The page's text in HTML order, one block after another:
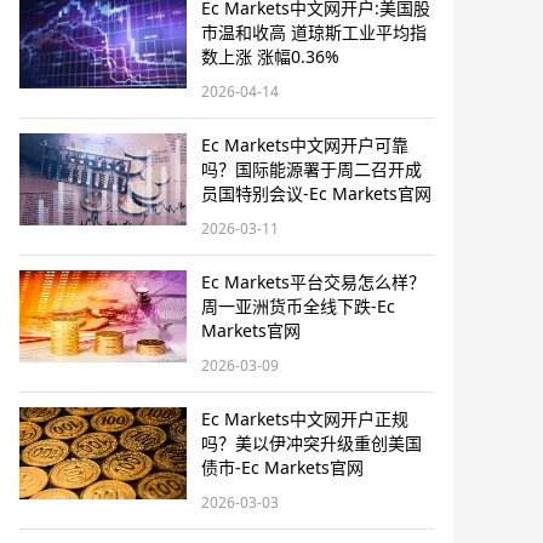
Ec Markets中文网开户:美国股
市温和收高 道琼斯工业平均指
数上涨 涨幅0.36%
2026-04-14
Ec Markets中文网开户可靠
吗？国际能源署于周二召开成
员国特别会议-Ec Markets官网
2026-03-11
Ec Markets平台交易怎么样？
周一亚洲货币全线下跌-Ec
Markets官网
2026-03-09
Ec Markets中文网开户正规
吗？美以伊冲突升级重创美国
债市-Ec Markets官网
2026-03-03